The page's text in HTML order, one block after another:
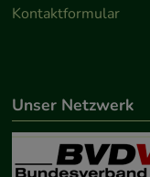
Kontaktformular
Unser Netzwerk